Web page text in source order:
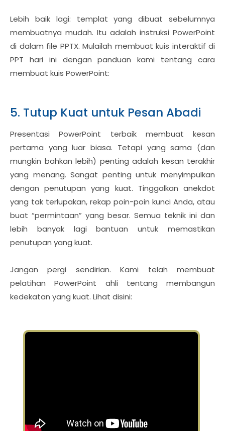
Lebih baik lagi: templat yang dibuat sebelumnya
membuatnya mudah. Itu adalah instruksi PowerPoint
di dalam file PPTX. Mulailah membuat kuis interaktif di
PPT hari ini dengan panduan kami tentang cara
membuat kuis PowerPoint:
5. Tutup Kuat untuk Pesan Abadi
Presentasi PowerPoint terbaik membuat kesan
pertama yang luar biasa. Tetapi yang sama (dan
mungkin bahkan lebih) penting adalah kesan terakhir
yang menang. Sangat penting untuk menyimpulkan
dengan penutupan yang kuat. Tinggalkan anekdot
yang tak terlupakan, rekap poin-poin kunci Anda, atau
buat “permintaan” yang besar. Semua teknik ini dan
lebih banyak lagi bantuan untuk memastikan
penutupan yang kuat.
Jangan pergi sendirian. Kami telah membuat
pelatihan PowerPoint ahli tentang membangun
kedekatan yang kuat. Lihat disini: